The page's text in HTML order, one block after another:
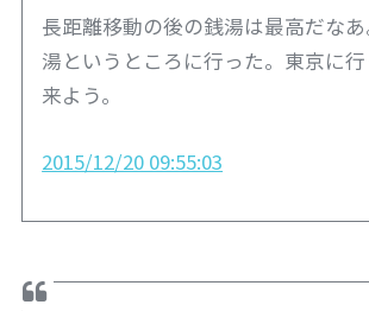
長距離移動の後の銭湯は最高だな
湯というところに行った。東京に
来よう。
2015/12/20 09:55:03